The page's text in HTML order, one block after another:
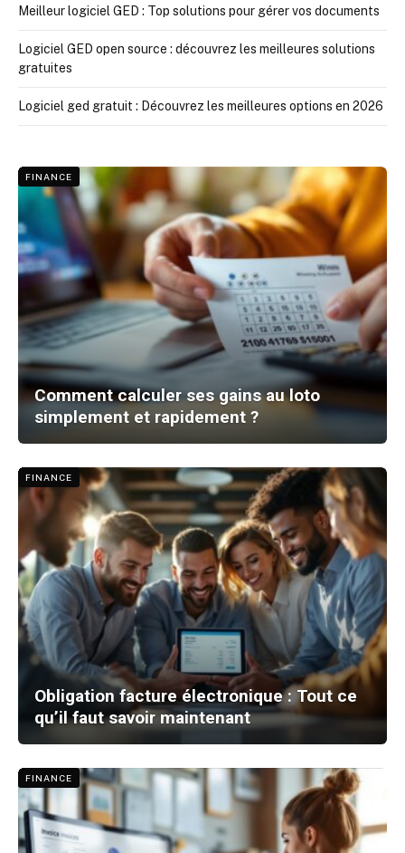
Meilleur logiciel GED : Top solutions pour gérer vos documents
Logiciel GED open source : découvrez les meilleures solutions
gratuites
Logiciel ged gratuit : Découvrez les meilleures options en 2026
FINANCE
Comment calculer ses gains au loto
simplement et rapidement ?
FINANCE
Obligation facture électronique : Tout ce
qu’il faut savoir maintenant
FINANCE